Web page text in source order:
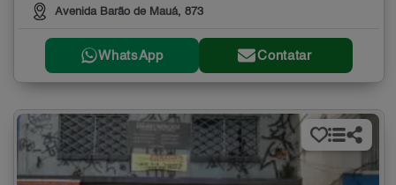
Avenida Barão de Mauá, 873
WhatsApp Contatar